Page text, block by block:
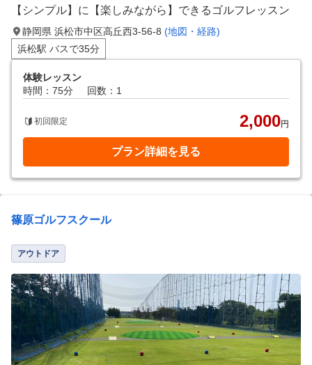
【シンプル】に【楽しみながら】できるゴルフレッスン
静岡県 浜松市中区高丘西3-56-8 (地図・経路)
浜松駅 バスで35分
体験レッスン
時間：75分
回数：1
初回限定 2,000円
プラン詳細を見る
篠原ゴルフスクール
アウトドア